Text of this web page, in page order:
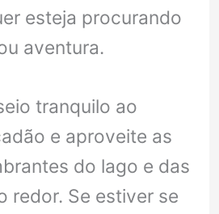
esteja procurando
aventura.
tranquilo ao
e aproveite as
do lago e das
redor. Se estiver se